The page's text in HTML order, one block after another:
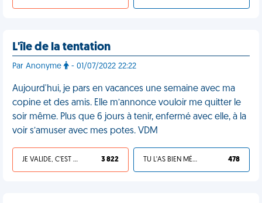
L'île de la tentation
Par Anonyme - 01/07/2022 22:22
Aujourd'hui, je pars en vacances une semaine avec ma
copine et des amis. Elle m’annonce vouloir me quitter le
soir même. Plus que 6 jours à tenir, enfermé avec elle, à la
voir s’amuser avec mes potes. VDM
JE VALIDE, C'EST UNE VDM 3 822 TU L'AS BIEN MÉRITÉ 478